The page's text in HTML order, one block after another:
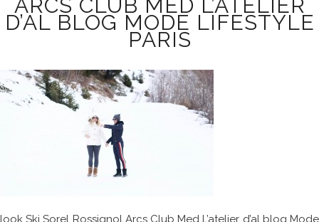
ARCS CLUB MED L’ATELIER
D’AL BLOG MODE LIFESTYLE
PARIS
look Ski Sorel Rossignol Arcs Club Med L’atelier d’al blog Mode